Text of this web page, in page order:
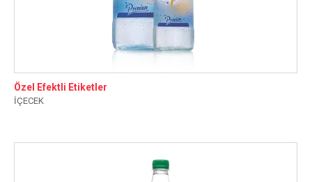
Özel Efektli Etiketler
İÇECEK